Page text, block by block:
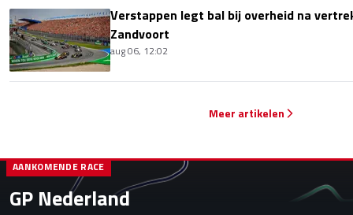
Verstappen legt bal bij overheid na
Zandvoort
aug 06, 12:02
Meer artikelen
GP Nederland
AANKOMENDE RACE